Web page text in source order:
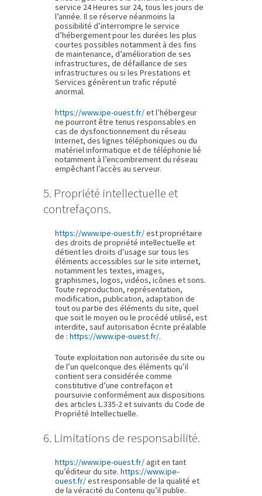
service 24 Heures sur 24, tous les jours de
l’année. Il se réserve néanmoins la
possibilité d’interrompre le service
d’hébergement pour les durées les plus
courtes possibles notamment à des fins
de maintenance, d’amélioration de ses
infrastructures, de défaillance de ses
infrastructures ou si les Prestations et
Services génèrent un trafic réputé
anormal.
https://www.ipe-ouest.fr/et l’hébergeur
ne pourront être tenus responsables en
cas de dysfonctionnement du réseau
Internet, des lignes téléphoniques ou du
matériel informatique et de téléphonie lié
notamment à l’encombrement du réseau
empêchant l’accès au serveur.
5. Propriété intellectuelle et
contrefaçons.
https://www.ipe-ouest.fr/est propriétaire
des droits de propriété intellectuelle et
détient les droits d’usage sur tous les
éléments accessibles sur le site internet,
notamment les textes, images,
graphismes, logos, vidéos, icônes et sons.
Toute reproduction, représentation,
modification, publication, adaptation de
tout ou partie des éléments du site, quel
que soit le moyen ou le procédé utilisé, est
interdite, sauf autorisation écrite préalable
de : https://www.ipe-ouest.fr/.
Toute exploitation non autorisée du site ou
de l’un quelconque des éléments qu’il
contient sera considérée comme
constitutive d’une contrefaçon et
poursuivie conformément aux dispositions
des articles L.335-2 et suivants du Code de
Propriété Intellectuelle.
6. Limitations de responsabilité.
https://www.ipe-ouest.fr/ agit en tant
qu’éditeur du site. https://www.ipe-
ouest.fr/est responsable de la qualité et
de la véracité du Contenu qu’il publie.